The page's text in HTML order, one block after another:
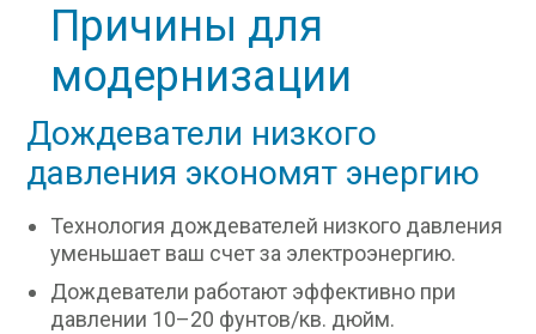
Причины для
модернизации
Дождеватели низкого
давления экономят энергию
Технология дождевателей низкого давления
уменьшает ваш счет за электроэнергию.
Дождеватели работают эффективно при
давлении 10–20 фунтов/кв. дюйм.